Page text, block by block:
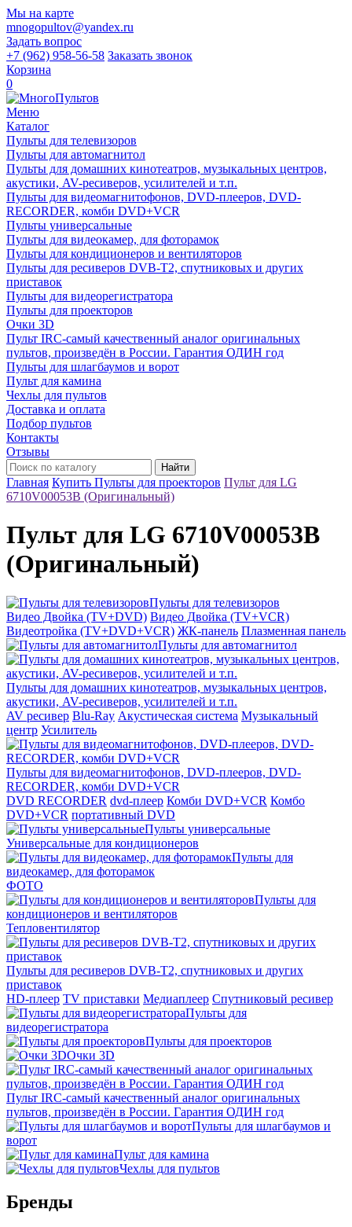
Мы на карте
mnogopultov@yandex.ru
Задать вопрос
+7 (962) 958-56-58 Заказать звонок
Корзина
0
Меню
Каталог
Пульты для телевизоров
Пульты для автомагнитол
Пульты для домашних кинотеатров, музыкальных центров,
акустики, AV-ресиверов, усилителей и т.п.
Пульты для видеомагнитофонов, DVD-плееров, DVD-
RECORDER, комби DVD+VCR
Пульты универсальные
Пульты для видеокамер, для фоторамок
Пульты для кондиционеров и вентиляторов
Пульты для ресиверов DVB-T2, спутниковых и других
приставок
Пульты для видеорегистратора
Пульты для проекторов
Очки 3D
Пульт IRC-самый качественный аналог оригинальных
пультов, произведён в России. Гарантия ОДИН год
Пульты для шлагбаумов и ворот
Пульт для камина
Чехлы для пультов
Доставка и оплата
Подбор пультов
Контакты
Отзывы
Найти
Главная Купить Пульты для проекторов Пульт для LG
6710V00053B (Оригинальный)
Пульт для LG 6710V00053B
(Оригинальный)
Пульты для телевизоров
Видео Двойка (TV+DVD) Видео Двойка (TV+VCR)
Видеотройка (TV+DVD+VCR) ЖК-панель Плазменная панель
Пульты для автомагнитол
Пульты для домашних кинотеатров, музыкальных центров,
акустики, AV-ресиверов, усилителей и т.п.
AV ресивер Blu-Ray Акустическая система Музыкальный
центр Усилитель
Пульты для видеомагнитофонов, DVD-плееров, DVD-
RECORDER, комби DVD+VCR
DVD RECORDER dvd-плеер Комби DVD+VCR Комбо
DVD+VCR портативный DVD
Пульты универсальные
Универсальные для кондиционеров
Пульты для
видеокамер, для фоторамок
ФОТО
Пульты для
кондиционеров и вентиляторов
Тепловентилятор
Пульты для ресиверов DVB-T2, спутниковых и других
приставок
HD-плеер TV приставки Медиаплеер Спутниковый ресивер
Пульты для
видеорегистратора
Пульты для проекторов
Очки 3D
Пульт IRC-самый качественный аналог оригинальных
пультов, произведён в России. Гарантия ОДИН год
Пульты для шлагбаумов и
ворот
Пульт для камина
Чехлы для пультов
Бренды